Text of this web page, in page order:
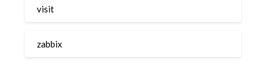
visit
zabbix